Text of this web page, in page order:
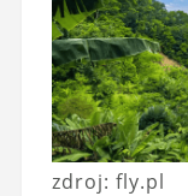
zdroj: fly.pl